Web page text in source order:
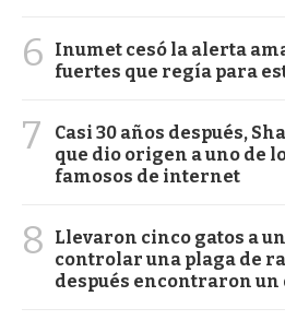
6
Inumet cesó la alerta
fuertes que regía para
7
Casi 30 años después,
que dio origen a uno de
famosos de internet
8
Llevaron cinco gatos a
controlar una plaga de
después encontraron un